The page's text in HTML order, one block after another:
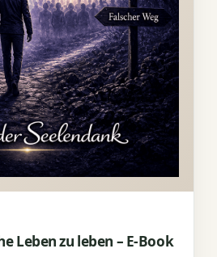
Leben zu leben – E-Book